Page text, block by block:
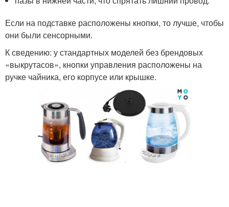
Если на подставке расположены кнопки, то лучше, чтобы
они были сенсорными.
К сведению: у стандартных моделей без брендовых
«выкрутасов», кнопки управления расположены на
ручке чайника, его корпусе или крышке.